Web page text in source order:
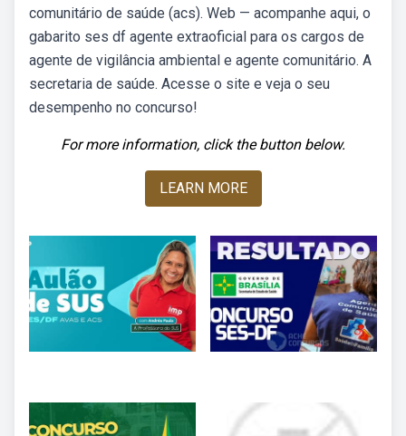
comunitário de saúde (acs). Web — acompanhe aqui, o
gabarito ses df agente extraoficial para os cargos de
agente de vigilância ambiental e agente comunitário. A
secretaria de saúde. Acesse o site e veja o seu
desempenho no concurso!
For more information, click the button below.
LEARN MORE